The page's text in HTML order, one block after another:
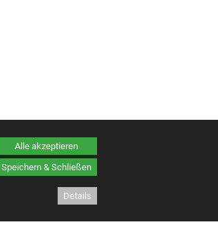
Alle akzeptieren
Speichern & Schließen
Details
Impressum |